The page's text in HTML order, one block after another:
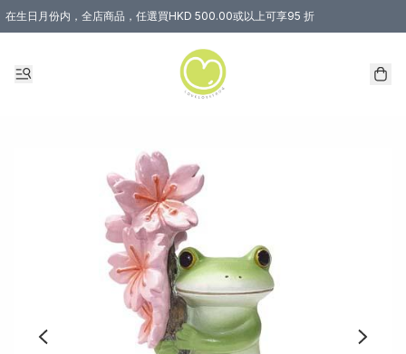
在生日月份内，全店商品，任選買HKD 500.00或以上可享95 折